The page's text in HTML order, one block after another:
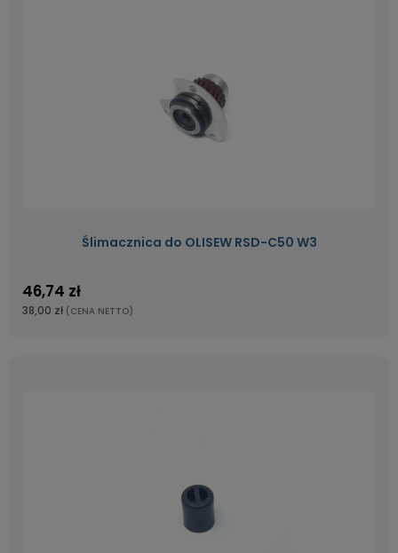
Ślimacznica do OLISEW RSD-C50 W3
46,74 zł
38,00 zł (CENA NETTO)